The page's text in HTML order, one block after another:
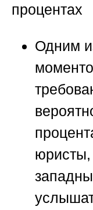
процентах
Одним